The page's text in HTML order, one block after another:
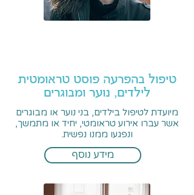
טיפול בהפרעה פוסט טראומטית
לילדים, נוער ומבוגרים
מיועדת לטיפול בילדים, בני נוער או מבוגרים
אשר עברו אירוע טראומטי, יחיד או מתמשך,
ונפגעו ממנו נפשית.
מידע נוסף